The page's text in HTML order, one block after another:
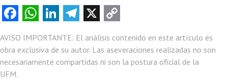
Fa
ce
b
o
W
ha
ts
A
Li
nk
e
dI
Te
le
gr
a
X
py
Li
AVISO IMPORTANTE: El análisis contenido en este artículo es
obra exclusiva de su autor. Las aseveraciones realizadas no son
necesariamente compartidas ni son la postura oficial de la
UFM.